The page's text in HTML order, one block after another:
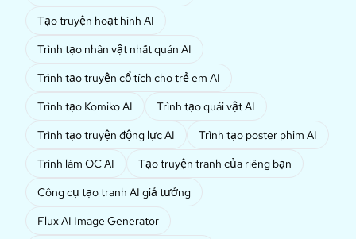
Tạo truyện hoạt hình AI
Trình tạo nhân vật nhất quán AI
Trình tạo truyện cổ tích cho trẻ em AI
Trình tạo Komiko AI
Trình tạo quái vật AI
Trình tạo truyện động lực AI
Trình tạo poster phim AI
Trình làm OC AI
Tạo truyện tranh của riêng bạn
Công cụ tạo tranh AI giả tưởng
Flux AI Image Generator